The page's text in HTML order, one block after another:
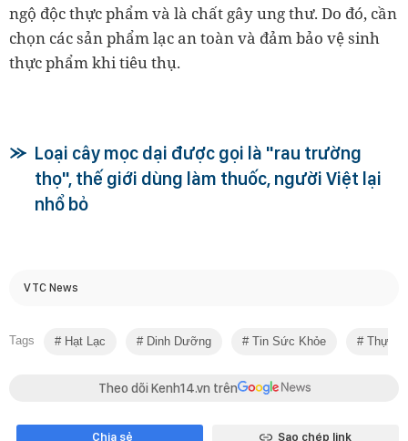
ngộ độc thực phẩm và là chất gây ung thư. Do đó, cần
chọn các sản phẩm lạc an toàn và đảm bảo vệ sinh
thực phẩm khi tiêu thụ.
Loại cây mọc dại được gọi là "rau trường
thọ", thế giới dùng làm thuốc, người Việt lại
nhổ bỏ
VTC News
Tags Hạt Lạc Dinh Dưỡng Tin Sức Khỏe Thực
Theo dõi Kenh14.vn trên
Chia sẻ Sao chép link